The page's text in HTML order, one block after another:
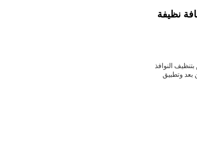
نظيفة
النوافذ
بجهاز تحكم عن بعد وتطبيق